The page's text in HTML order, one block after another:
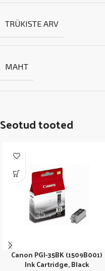
TRÜKISTE ARV
MAHT
Seotud tooted
Canon PGI-35BK (1509B001)
Ink Cartridge, Black